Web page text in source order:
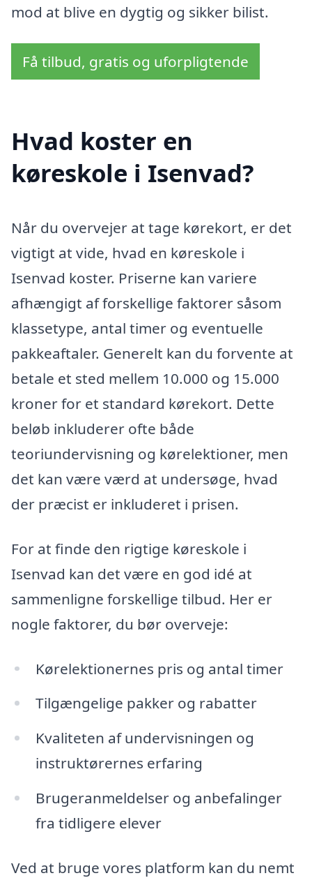
mod at blive en dygtig og sikker bilist.
Få tilbud, gratis og uforpligtende
Hvad koster en
køreskole i Isenvad?
Når du overvejer at tage kørekort, er det
vigtigt at vide, hvad en køreskole i
Isenvad koster. Priserne kan variere
afhængigt af forskellige faktorer såsom
klassetype, antal timer og eventuelle
pakkeaftaler. Generelt kan du forvente at
betale et sted mellem 10.000 og 15.000
kroner for et standard kørekort. Dette
beløb inkluderer ofte både
teoriundervisning og kørelektioner, men
det kan være værd at undersøge, hvad
der præcist er inkluderet i prisen.
For at finde den rigtige køreskole i
Isenvad kan det være en god idé at
sammenligne forskellige tilbud. Her er
nogle faktorer, du bør overveje:
Kørelektionernes pris og antal timer
Tilgængelige pakker og rabatter
Kvaliteten af undervisningen og
instruktørernes erfaring
Brugeranmeldelser og anbefalinger
fra tidligere elever
Ved at bruge vores platform kan du nemt